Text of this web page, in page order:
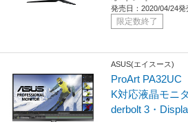
発売日：2020/04/24発
限定数終了
ASUS(エイスース)
ProArt
K対応液晶モニ
derbolt 3・